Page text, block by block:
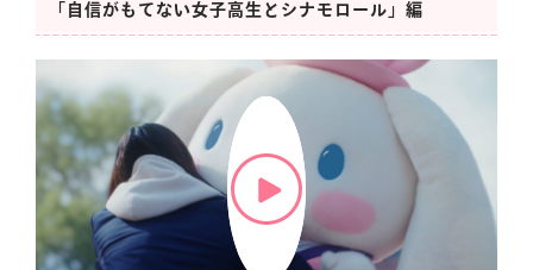
「自信がもてない女子高生とシナモロール」編